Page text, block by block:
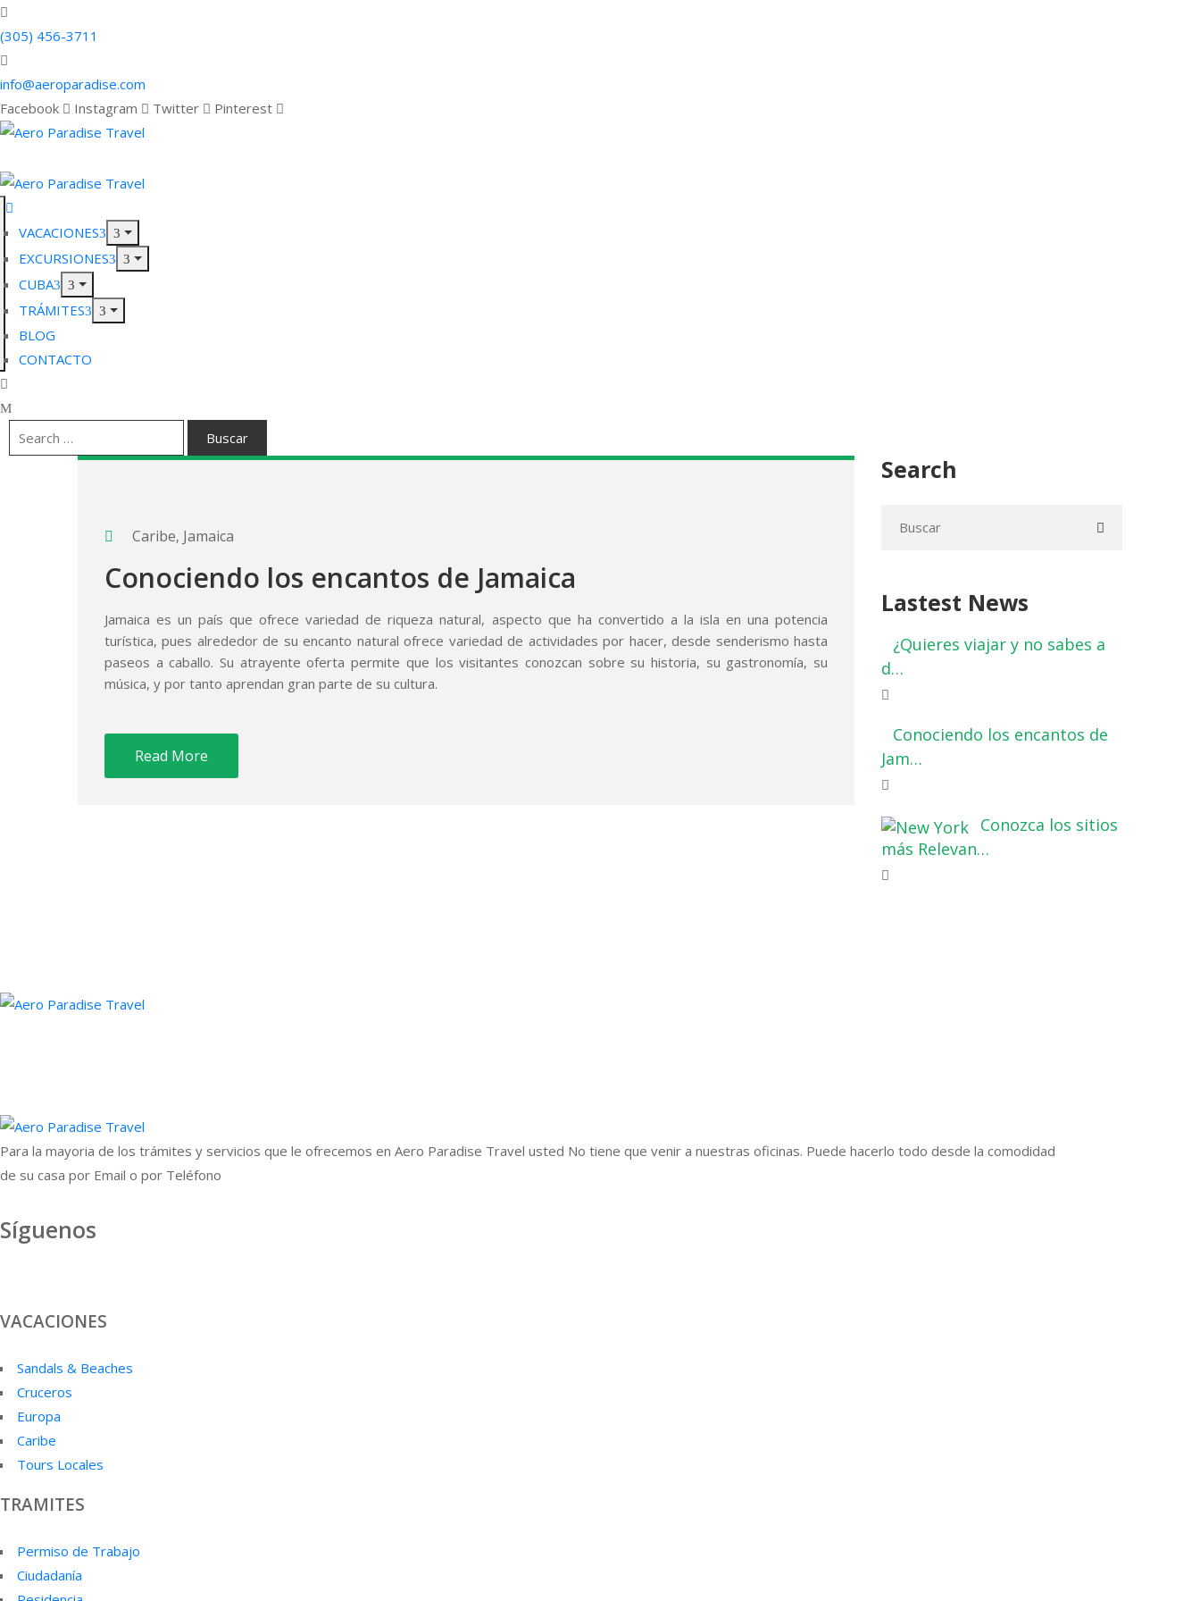
(305) 456-3711
info@aeroparadise.com
Facebook
Instagram Twitter Pinterest
VACACIONES
EXCURSIONES
CUBA
TRÁMITES
BLOG
CONTACTO
Caribe‚ Jamaica
Conociendo los encantos de Jamaica
Jamaica es un país que ofrece variedad de riqueza natural, aspecto que ha convertido a la isla en una potencia
turística, pues alrededor de su encanto natural ofrece variedad de actividades por hacer, desde senderismo hasta
paseos a caballo. Su atrayente oferta permite que los visitantes conozcan sobre su historia, su gastronomía, su
música, y por tanto aprendan gran parte de su cultura.
Read More
Search
Lastest News
¿Quieres viajar y no sabes a
d…
Conociendo los encantos de
Jam…
Conozca los sitios
más Relevan…
Para la mayoria de los trámites y servicios que le ofrecemos en Aero Paradise Travel usted No tiene que venir a nuestras oficinas. Puede hacerlo todo desde la comodidad
de su casa por Email o por Teléfono
Síguenos
VACACIONES
Sandals & Beaches
Cruceros
Europa
Caribe
Tours Locales
TRAMITES
Permiso de Trabajo
Ciudadanía